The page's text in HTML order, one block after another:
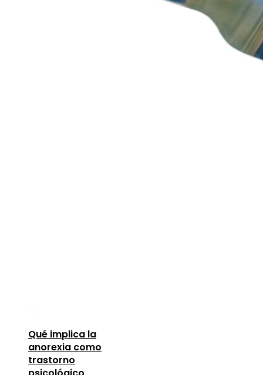
Qué implica la
anorexia como
trastorno